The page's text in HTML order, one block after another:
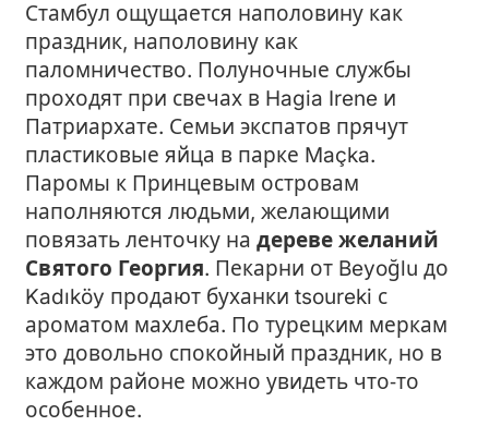
Стамбул ощущается наполовину как
праздник, наполовину как
паломничество. Полуночные службы
проходят при свечах в Hagia Irene и
Патриархате. Семьи экспатов прячут
пластиковые яйца в парке Maçka.
Паромы к Принцевым островам
наполняются людьми, желающими
повязать ленточку на дереве желаний
Святого Георгия. Пекарни от Beyoğlu до
Kadıköy продают буханки tsoureki с
ароматом махлеба. По турецким меркам
это довольно спокойный праздник, но в
каждом районе можно увидеть что‑то
особенное.